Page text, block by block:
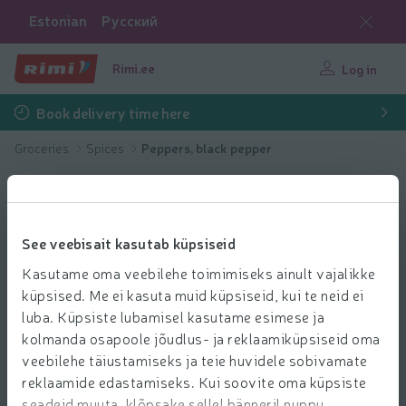
See veebisait kasutab küpsiseid
Kasutame oma veebilehe toimimiseks ainult vajalikke
küpsised. Me ei kasuta muid küpsiseid, kui te neid ei
luba. Küpsiste lubamisel kasutame esimese ja
kolmanda osapoole jõudlus- ja reklaamiküpsiseid oma
veebilehe täiustamiseks ja teie huvidele sobivamate
reklaamide edastamiseks. Kui soovite oma küpsiste
Estonian Русский
Rimi.ee Log in
Book delivery time here
Groceries Spices Peppers, black pepper